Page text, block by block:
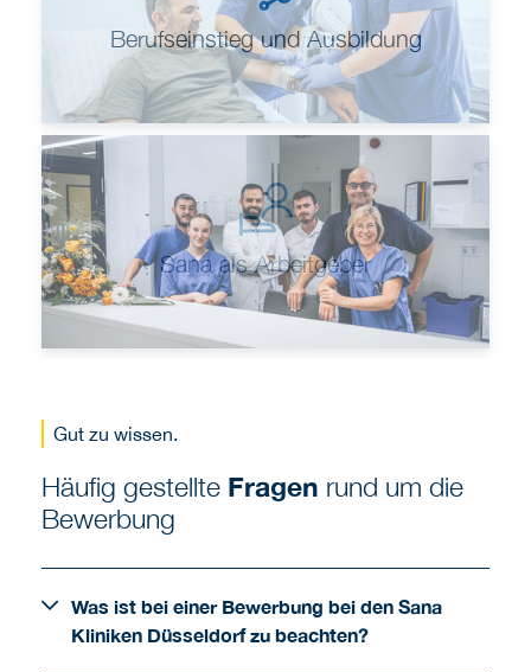
Berufseinstieg und Ausbildung
Sana als Arbeitgeber
Gut zu wissen.
Häufig gestellte Fragen rund um die
Bewerbung
Was ist bei einer Bewerbung bei den Sana
Kliniken Düsseldorf zu beachten?